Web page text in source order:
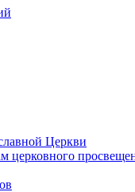
Церкви
церковного